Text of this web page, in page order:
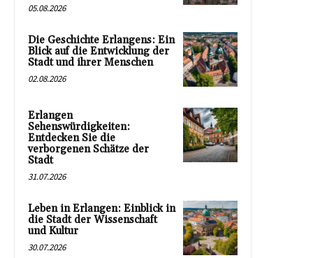
05.08.2026
Die Geschichte Erlangens: Ein
Blick auf die Entwicklung der
Stadt und ihrer Menschen
02.08.2026
Erlangen
Sehenswürdigkeiten:
Entdecken Sie die
verborgenen Schätze der
Stadt
31.07.2026
Leben in Erlangen: Einblick in
die Stadt der Wissenschaft
und Kultur
30.07.2026